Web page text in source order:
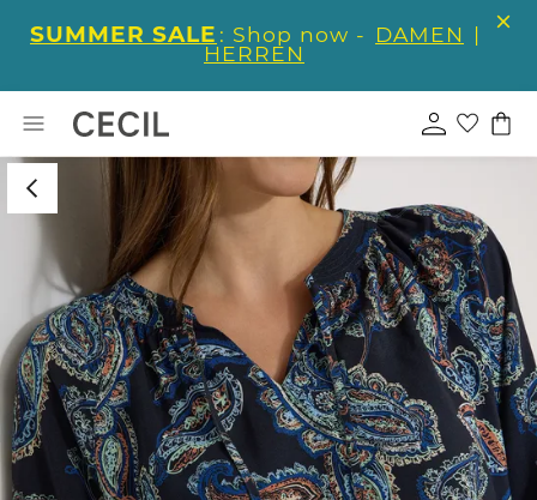
SUMMER SALE : Shop now - DAMEN |
HERREN